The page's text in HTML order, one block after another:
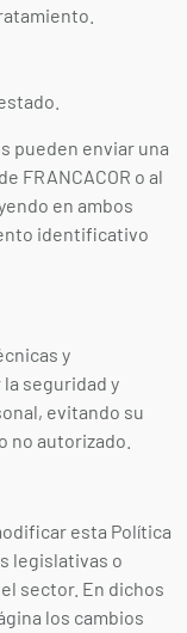
pueden enviar una
FRANCACOR o al
en ambos
identificativo
y
seguridad y
evitando su
no autorizado.
esta Política
legislativas o
sector. En dichos
los cambios